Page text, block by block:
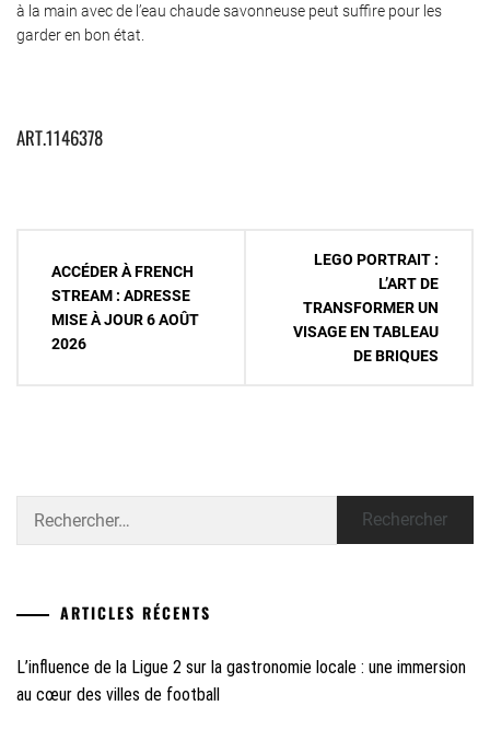
à la main avec de l’eau chaude savonneuse peut suffire pour les
garder en bon état.
ART.1146378
l’article
ACCÉDER À FRENCH
STREAM : ADRESSE
MISE À JOUR 6 AOÛT
2026
LEGO PORTRAIT :
L’ART DE
TRANSFORMER UN
VISAGE EN TABLEAU
DE BRIQUES
ARTICLES RÉCENTS
L’influence de la Ligue 2 sur la gastronomie locale : une immersion
au cœur des villes de football